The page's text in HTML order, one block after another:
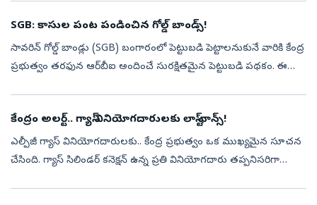
SGB: కాసుల పంట పండించిన గోల్డ్ బాండ్స్!
సావరిన్ గోల్డ్ బాండ్లు (SGB) బంగారంలో పెట్టుబడి పెట్టాలనుకునే వారికి కేంద్ర
ప్రభుత్వం తరఫున ఆర్‌బీఐ అందించే సురక్షితమైన పెట్టుబడి పథకం. ఈ
కేంద్రం అలర్ట్.. గ్యాస్ వినియోగదారులకు లాస్ట్ ఛాన్స్!
ఎల్పీజీ గ్యాస్ వినియోగదారులకు.. కేంద్ర ప్రభుత్వం ఒక ముఖ్యమైన సూచన
చేసింది. గ్యాస్ సిలిండర్ కనెక్షన్ ఉన్న ప్రతి వినియోగదారు తప్పనిసరిగా